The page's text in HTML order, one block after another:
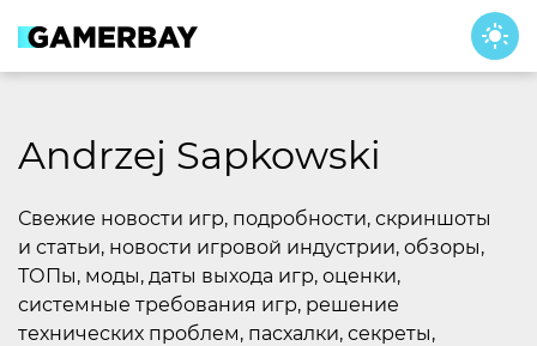
content
Andrzej Sapkowski
Свежие новости игр, подробности, скриншоты
и статьи, новости игровой индустрии, обзоры,
ТОПы, моды, даты выхода игр, оценки,
системные требования игр, решение
технических проблем, пасхалки, секреты,